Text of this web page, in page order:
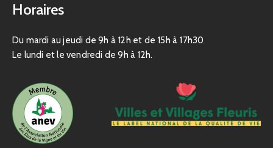
Horaires
Du mardi au jeudi de 9h à 12h et de 15h à 17h30
Le lundi et le vendredi de 9h à 12h.